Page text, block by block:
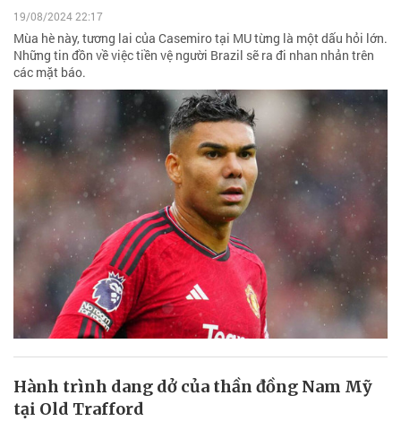
19/08/2024 22:17
Mùa hè này, tương lai của Casemiro tại MU từng là một dấu hỏi lớn.
Những tin đồn về việc tiền vệ người Brazil sẽ ra đi nhan nhản trên
các mặt báo.
Hành trình dang dở của thần đồng Nam Mỹ
tại Old Trafford